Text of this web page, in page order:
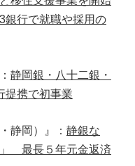
行で就職や採用の
静岡銀・八十二銀・
携で初事業
静岡）』： 静銀な
最長５年元金返済